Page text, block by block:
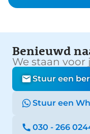
Benieuwd
We staan voor
Stuur een
Stuur een
030 - 266